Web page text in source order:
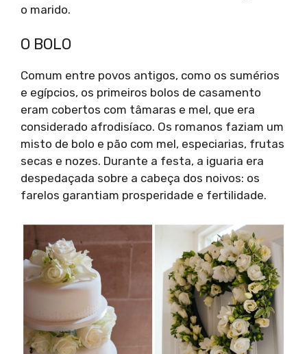
o marido.
O BOLO
Comum entre povos antigos, como os sumérios
e egípcios, os primeiros bolos de casamento
eram cobertos com tâmaras e mel, que era
considerado afrodisíaco. Os romanos faziam um
misto de bolo e pão com mel, especiarias, frutas
secas e nozes. Durante a festa, a iguaria era
despedaçada sobre a cabeça dos noivos: os
farelos garantiam prosperidade e fertilidade.